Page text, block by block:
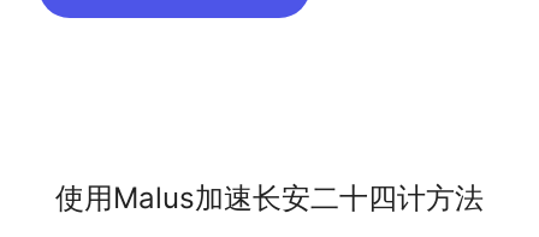
使用Malus加速长安二十四计方法